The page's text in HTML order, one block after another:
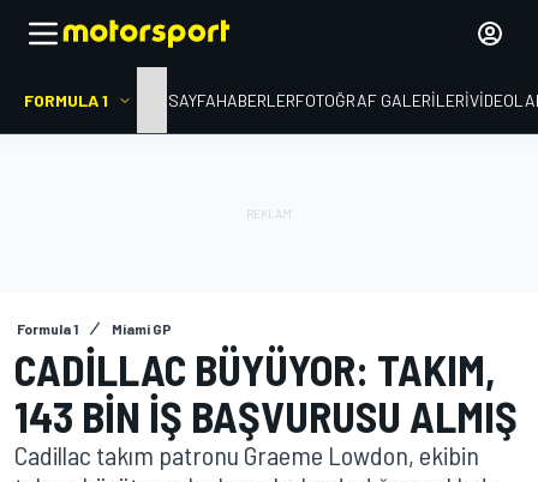
FORMULA 1 ANA SAYFAHABERLERFOTOĞRAF GALERILERI
Formula 1 Miami GP
CADILLAC BÜYÜYOR: TAKIM,
143 BIN IŞ BAŞVURUSU ALMIŞ
Cadillac takım patronu Graeme Lowdon, ekibin